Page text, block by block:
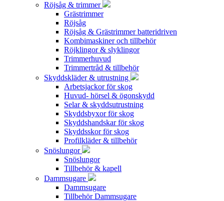
Röjsåg & trimmer
Grästrimmer
Röjsåg
Röjsåg & Grästrimmer batteridriven
Kombimaskiner och tillbehör
Röjklingor & slyklingor
Trimmerhuvud
Trimmertråd & tillbehör
Skyddskläder & utrustning
Arbetsjackor för skog
Huvud- hörsel & ögonskydd
Selar & skyddsutrustning
Skyddsbyxor för skog
Skyddshandskar för skog
Skyddsskor för skog
Profilkläder & tillbehör
Snöslungor
Snöslungor
Tillbehör & kapell
Dammsugare
Dammsugare
Tillbehör Dammsugare